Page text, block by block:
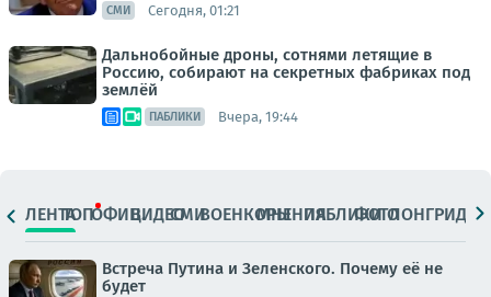
СМИ Сегодня, 01:21
Дальнобойные дроны, сотнями летящие в
Россию, собирают на секретных фабриках под
землёй
ПАБЛИКИ Вчера, 19:44
ЛЕНТАТОПОФИЦ.ВИДЕОСМИВОЕНКОРЫМНЕНИЯПАБЛИКИ
ФОТОЛОНГРИДЫ
Встреча Путина и Зеленского. Почему её не
будет